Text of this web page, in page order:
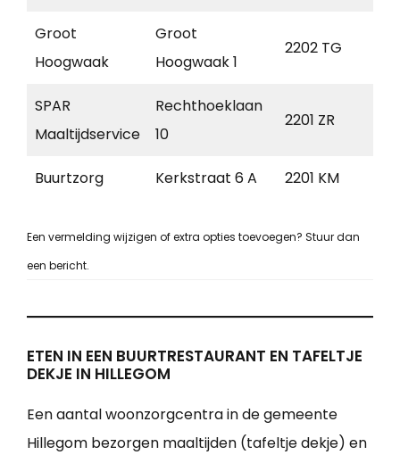
Groot
Hoogwaak
Groot
Hoogwaak 1
2202 TG
SPAR
Maaltijdservice
Rechthoeklaan
10
2201 ZR
Buurtzorg Kerkstraat 6 A 2201 KM
Een vermelding wijzigen of extra opties toevoegen? Stuur dan
een bericht.
ETEN IN EEN BUURTRESTAURANT EN TAFELTJE
DEKJE IN HILLEGOM
Een aantal woonzorgcentra in de gemeente
Hillegom bezorgen maaltijden (tafeltje dekje) en